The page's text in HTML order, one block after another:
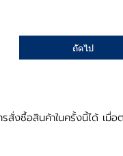
สั่งซื้อสินค้าในครั้งนี้ได้ เมื่